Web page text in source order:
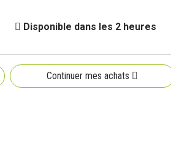
Disponible dans les 2 heures
Continuer mes achats